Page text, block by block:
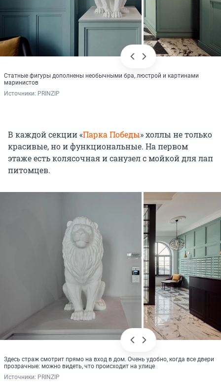
Статные фигуры дополнены необычными бра, люстрой и картинами
маринистов
Источники: PRINZIP
В каждой секции «Парка Победы» холлы не только
красивые, но и функциональные. На первом
этаже есть колясочная и санузел с мойкой для лап
питомцев.
Здесь страж смотрит прямо на вход в дом. Очень удобно, когда все двери
прозрачные: можно видеть, что происходит на улице
Источники: PRINZIP